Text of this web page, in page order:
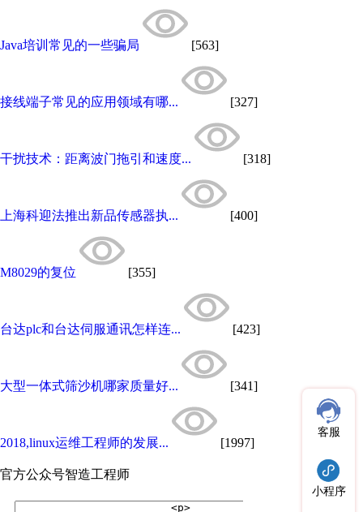
Java培训常见的一些骗局 [563]
接线端子常见的应用领域有哪... [327]
干扰技术：距离波门拖引和速度... [318]
上海科迎法推出新品传感器执... [400]
M8029的复位 [355]
台达plc和台达伺服通讯怎样连... [423]
大型一体式筛沙机哪家质量好... [341]
2018,linux运维工程师的发展... [1997]
官方公众号智造工程师
客服
小程序